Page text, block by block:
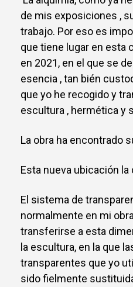
de mis exposiciones ,
trabajo. Por eso es
que tiene lugar en esta
en 2021, en el que se
esencia , tan bién
que yo he recogido y
escultura , hermética y
La obra ha encontrado
Esta nueva ubicación
El sistema de
normalmente en mi
transferirse a esta
la escultura, en la que
transparentes que yo
sido fielmente